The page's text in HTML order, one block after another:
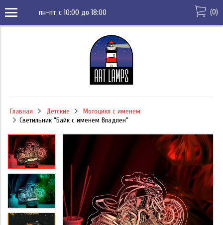
пн-пт с 10:00 до 18:00 (0)
Главная Детские
Мотоцикл с именем
Светильник "Байк с именем Владлен"